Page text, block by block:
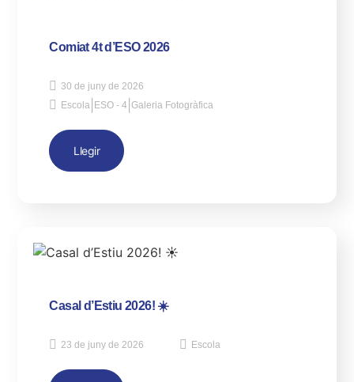
Comiat 4t d’ESO 2026
30 de juny de 2026
Escola ESO - 4 |Galeria Fotogràfica
Llegir
Casal d’Estiu 2026! ☀️
23 de juny de 2026 Escola